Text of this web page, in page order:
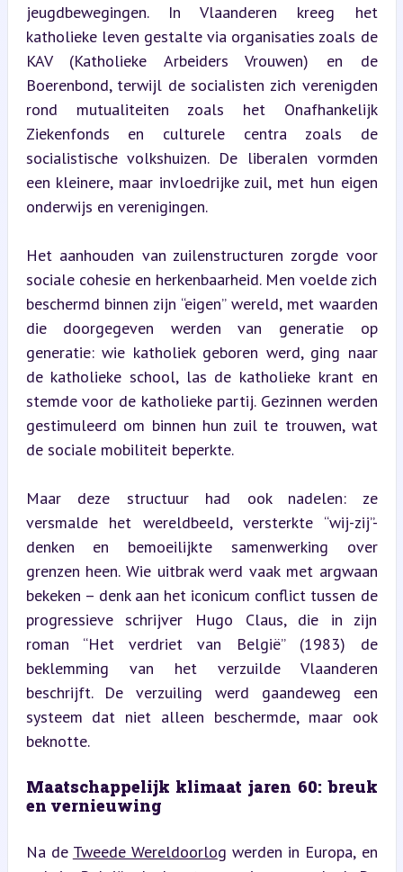
jeugdbewegingen. In Vlaanderen kreeg het
katholieke leven gestalte via organisaties zoals de
KAV (Katholieke Arbeiders Vrouwen) en de
Boerenbond, terwijl de socialisten zich verenigden
rond mutualiteiten zoals het Onafhankelijk
Ziekenfonds en culturele centra zoals de
socialistische volkshuizen. De liberalen vormden
een kleinere, maar invloedrijke zuil, met hun eigen
onderwijs en verenigingen.
Het aanhouden van zuilenstructuren zorgde voor
sociale cohesie en herkenbaarheid. Men voelde zich
beschermd binnen zijn “eigen” wereld, met waarden
die doorgegeven werden van generatie op
generatie: wie katholiek geboren werd, ging naar
de katholieke school, las de katholieke krant en
stemde voor de katholieke partij. Gezinnen werden
gestimuleerd om binnen hun zuil te trouwen, wat
de sociale mobiliteit beperkte.
Maar deze structuur had ook nadelen: ze
versmalde het wereldbeeld, versterkte “wij-zij”-
denken en bemoeilijkte samenwerking over
grenzen heen. Wie uitbrak werd vaak met argwaan
bekeken – denk aan het iconicum conflict tussen de
progressieve schrijver Hugo Claus, die in zijn
roman “Het verdriet van België” (1983) de
beklemming van het verzuilde Vlaanderen
beschrijft. De verzuiling werd gaandeweg een
systeem dat niet alleen beschermde, maar ook
beknotte.
Maatschappelijk klimaat jaren 60: breuk
en vernieuwing
Na de Tweede Wereldoorlog werden in Europa, en